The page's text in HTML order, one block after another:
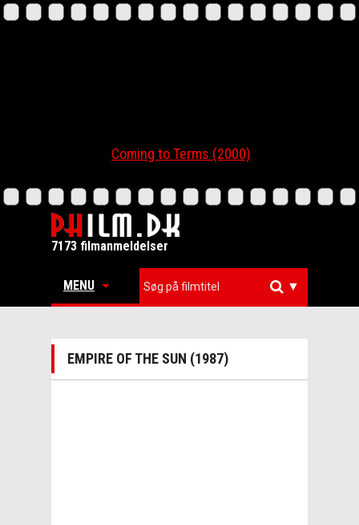
Coming to Terms (2000)
7173 filmanmeldelser
MENU ▼
EMPIRE OF THE SUN (1987)